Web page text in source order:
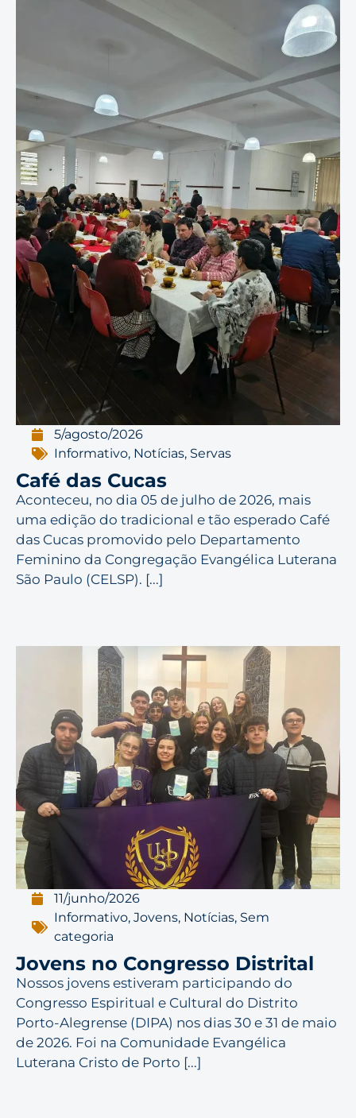
5/agosto/2026
Informativo, Notícias, Servas
Café das Cucas
Aconteceu, no dia 05 de julho de 2026, mais
uma edição do tradicional e tão esperado Café
das Cucas promovido pelo Departamento
Feminino da Congregação Evangélica Luterana
São Paulo (CELSP). [...]
11/junho/2026
Informativo,Jovens, Notícias, Sem
categoria
Jovens no Congresso Distrital
Nossos jovens estiveram participando do
Congresso Espiritual e Cultural do Distrito
Porto-Alegrense (DIPA) nos dias 30 e 31 de maio
de 2026. Foi na Comunidade Evangélica
Luterana Cristo de Porto [...]